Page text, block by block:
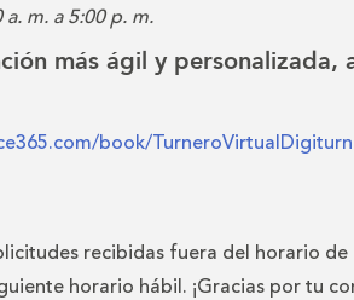
m. a 5:00 p. m.
más ágil y personalizada,
book/
recibidas fuera del horario de
horario hábil. ¡Gracias por tu